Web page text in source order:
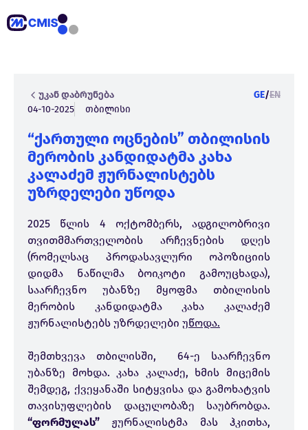
უკან დაბრუნება GE/EN
04-10-2025
თბილისი
“ქართული ოცნების” თბილისის
მერობის კანდიდატმა კახა
კალაძემ ჟურნალისტებს
უზრდელები უწოდა
2025 წლის 4 ოქტომბერს, ადგილობრივი
თვითმმართველობის არჩევნების დღეს
(რომელსაც პროდასავლური ოპოზიციის
დიდმა ნაწილმა ბოიკოტი გამოუცხადა),
საარჩევნო უბანზე მყოფმა თბილისის
მერობის კანდიდატმა კახა კალაძემ
ჟურნალისტებს უზრდელები უწოდა.
შემთხვევა თბილისში, 64-ე საარჩევნო
უბანზე მოხდა. კახა კალაძე, ხმის მიცემის
შემდეგ, ქვეყანაში სიტყვისა და გამოხატვის
თავისუფლების დაცულობაზე საუბრობდა.
“ფორმულას” ჟურნალისტმა მას ჰკითხა,